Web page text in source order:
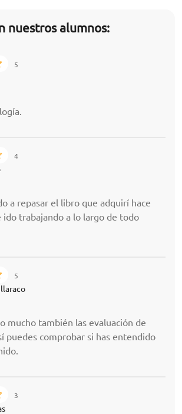
nuestros alumnos:
5
4
a repasar el libro que adquirí hace
ido trabajando a lo largo de todo
5
mucho también las evaluación de
puedes comprobar si has entendido
3